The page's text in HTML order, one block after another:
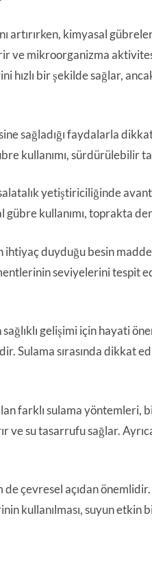
artırırken, kimyasal
ve mikroorganizma
bir şekilde sağlar,
sağladığı faydalarla
kullanımı, sürdürülebilir
yetiştiriciliğinde
gübre kullanımı, toprakta
ihtiyaç duyduğu besin
seviyelerini tespit
gelişimi için hayati
Sulama sırasında dikkat
farklı sulama yöntemleri,
ve su tasarrufu sağlar.
çevresel açıdan
kullanılması, suyun